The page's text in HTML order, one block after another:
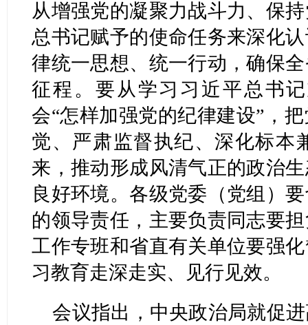
从增强党的凝聚力战斗力、保
总书记赋予的使命任务来深化
律统一思想、统一行动，确保
征程。要从学习习近平总书
会“怎样加强党的纪律建设”，
觉、严肃监督执纪、深化标本
来，推动形成风清气正的政治
良好环境。各级党委（党组）
的领导责任，主要负责同志要
工作专班和省直有关单位要强
习教育走深走实、见行见效。
会议指出，中央政治局就促